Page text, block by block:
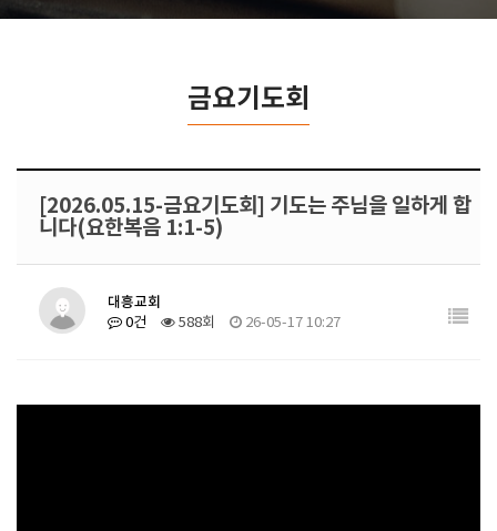
금요기도회
[2026.05.15-금요기도회] 기도는 주님을 일하게 합
니다(요한복음 1:1-5)
대흥교회
0건 588회 26-05-17 10:27